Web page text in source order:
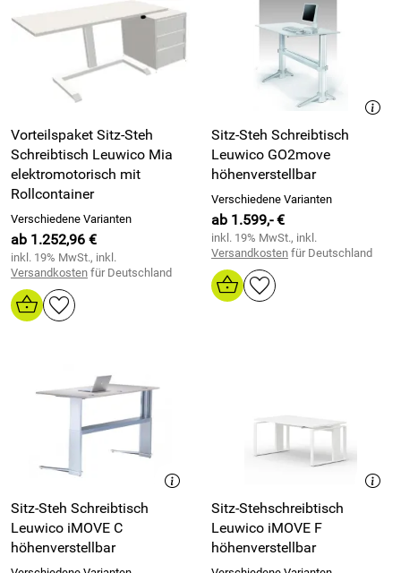
Vorteilspaket Sitz-Steh
Schreibtisch Leuwico Mia
elektromotorisch mit
Rollcontainer
Verschiedene Varianten
ab 1.252,96 €
inkl. 19% MwSt., inkl.
Versandkosten für Deutschland
Sitz-Steh Schreibtisch
Leuwico GO2move
höhenverstellbar
Verschiedene Varianten
ab 1.599,- €
inkl. 19% MwSt., inkl.
Versandkosten für Deutschland
Sitz-Steh Schreibtisch
Leuwico iMOVE C
höhenverstellbar
Sitz-Stehschreibtisch
Leuwico iMOVE F
höhenverstellbar